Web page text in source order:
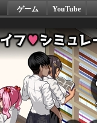
ゲーム YouTube